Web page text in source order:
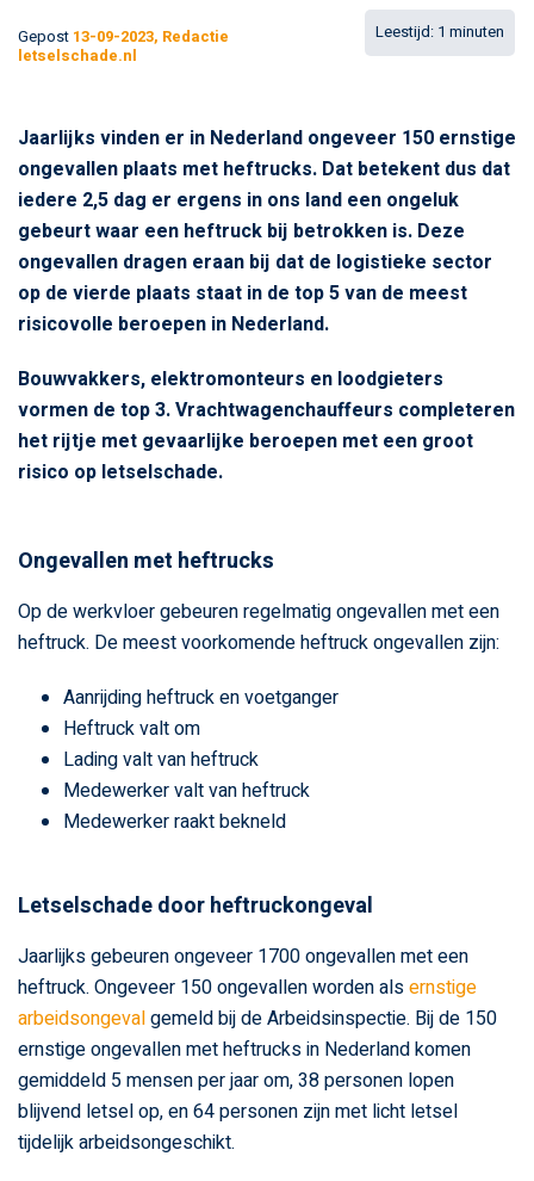
Gepost 13-09-2023, Redactie
letselschade.nl
Jaarlijks vinden er in Nederland ongeveer 150 ernstige
ongevallen plaats met heftrucks. Dat betekent dus dat
iedere 2,5 dag er ergens in ons land een ongeluk
gebeurt waar een heftruck bij betrokken is. Deze
ongevallen dragen eraan bij dat de logistieke sector
op de vierde plaats staat in de top 5 van de meest
risicovolle beroepen in Nederland.
Bouwvakkers, elektromonteurs en loodgieters
vormen de top 3. Vrachtwagenchauffeurs completeren
het rijtje met gevaarlijke beroepen met een groot
risico op letselschade.
Ongevallen met heftrucks
Op de werkvloer gebeuren regelmatig ongevallen met een
heftruck. De meest voorkomende heftruck ongevallen zijn:
Aanrijding heftruck en voetganger
Heftruck valt om
Lading valt van heftruck
Medewerker valt van heftruck
Medewerker raakt bekneld
Letselschade door heftruckongeval
Jaarlijks gebeuren ongeveer 1700 ongevallen met een
heftruck. Ongeveer 150 ongevallen worden alsernstige
arbeidsongevalgemeld bij de Arbeidsinspectie. Bij de 150
ernstige ongevallen met heftrucks in Nederland komen
gemiddeld 5 mensen per jaar om, 38 personen lopen
blijvend letsel op, en 64 personen zijn met licht letsel
tijdelijk arbeidsongeschikt.